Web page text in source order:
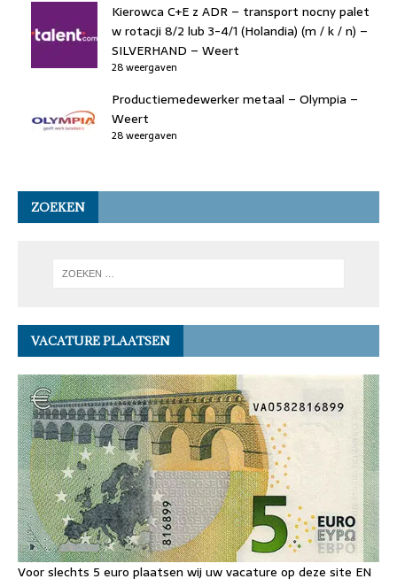
Kierowca C+E z ADR – transport nocny palet
w rotacji 8/2 lub 3-4/1 (Holandia) (m / k / n) –
SILVERHAND – Weert
28 weergaven
Productiemedewerker metaal – Olympia –
Weert
28 weergaven
ZOEKEN
VACATURE PLAATSEN
Voor slechts 5 euro plaatsen wij uw vacature op deze site EN